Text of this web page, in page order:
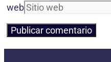
web